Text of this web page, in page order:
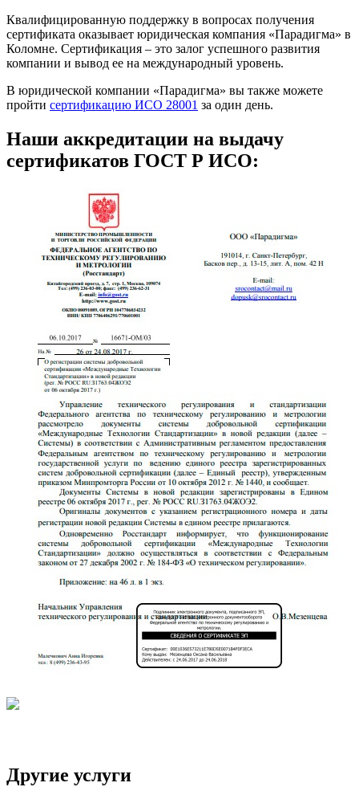
Квалифицированную поддержку в вопросах получения
сертификата оказывает юридическая компания «Парадигма» в
Коломне. Сертификация – это залог успешного развития
компании и вывод ее на международный уровень.
В юридической компании «Парадигма» вы также можете
пройти сертификацию ИСО 28001 за один день.
Наши аккредитации на выдачу
сертификатов ГОСТ Р ИСО:
Другие услуги